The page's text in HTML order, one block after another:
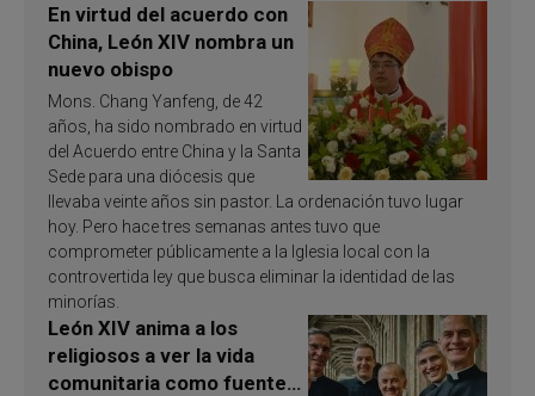
En virtud del acuerdo con
China, León XIV nombra un
nuevo obispo
Mons. Chang Yanfeng, de 42
años, ha sido nombrado en virtud
del Acuerdo entre China y la Santa
Sede para una diócesis que
llevaba veinte años sin pastor. La ordenación tuvo lugar
hoy. Pero hace tres semanas antes tuvo que
comprometer públicamente a la Iglesia local con la
controvertida ley que busca eliminar la identidad de las
minorías.
León XIV anima a los
religiosos a ver la vida
comunitaria como fuente